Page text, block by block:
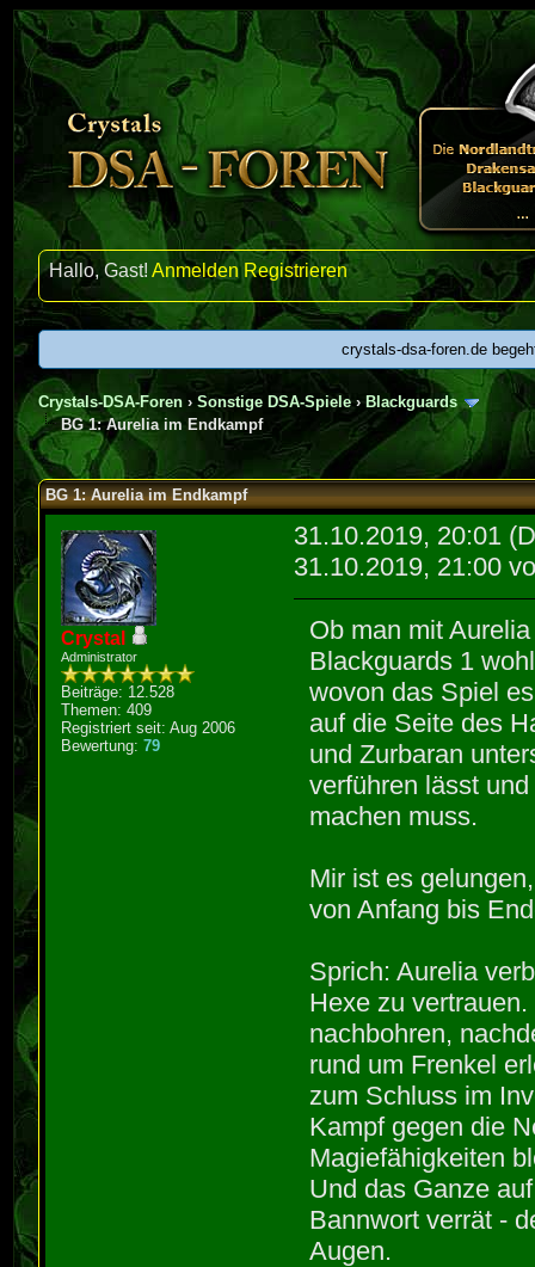
Hallo, Gast!Anmelden Registrieren
crystals-dsa-foren.de
Crystals-DSA-Foren ›Sonstige DSA-Spiele› Blackguards
BG 1: Aurelia im Endkampf
BG 1: Aurelia im Endkampf
Crystal
Administrator
Beiträge: 12.528
Themen: 409
Registriert seit: Aug 2006
Bewertung:79
31.10.2019, 20:01
31.10.2019, 21:00
Ob man mit
Blackguards 1
wovon das Spiel
auf die Seite des
und Zurbaran
verführen lässt
machen muss.
Mir ist es
von Anfang bis
Sprich: Aurelia
Hexe zu
nachbohren,
rund um Frenkel
zum Schluss im
Kampf gegen die
Magiefähigkeiten
Und das Ganze
Bannwort verrät -
Augen.